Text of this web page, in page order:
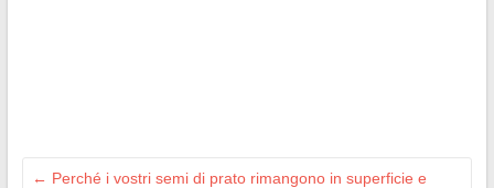
← Perché i vostri semi di prato rimangono in superficie e